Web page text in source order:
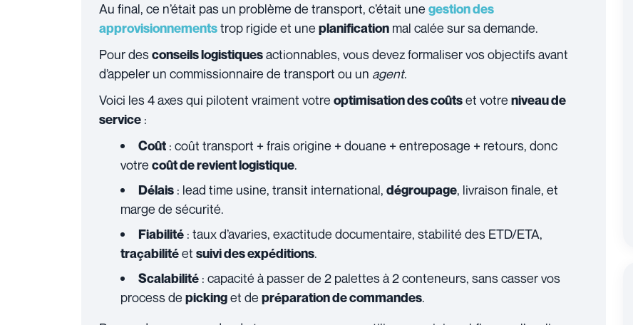
Au final, ce n’était pas un problème de transport, c’était une gestion des
approvisionnementstrop rigide et une planification mal calée sur sa demande.
Pour desconseils logistiquesactionnables, vous devez formaliser vos objectifs avant
d’appeler un commissionnaire de transport ou un agent.
Voici les 4 axes qui pilotent vraiment votre optimisation des coûtset votre niveau de
service :
Coût : coût transport + frais origine + douane + entreposage + retours, donc
votre coût de revient logistique.
Délais : lead time usine, transit international, dégroupage, livraison finale, et
marge de sécurité.
Fiabilité : taux d’avaries, exactitude documentaire, stabilité des ETD/ETA,
traçabilitéet suivi des expéditions.
Scalabilité : capacité à passer de 2 palettes à 2 conteneurs, sans casser vos
process de pickinget de préparation de commandes.